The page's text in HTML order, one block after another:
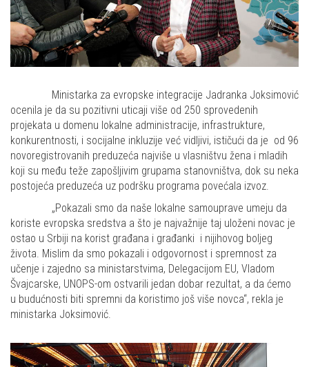
Ministarka za evropske integracije Jadranka Joksimović
ocenila je da su pozitivni uticaji više od 250 sprovedenih
projekata u domenu lokalne administracije, infrastrukture,
konkurentnosti, i socijalne inkluzije već vidljivi, ističući da je od 96
novoregistrovanih preduzeća najviše u vlasništvu žena i mladih
koji su među teže zapošljivim grupama stanovništva, dok su neka
postojeća preduzeća uz podršku programa povećala izvoz.
„Pokazali smo da naše lokalne samouprave umeju da
koriste evropska sredstva a što je najvažnije taj uloženi novac je
ostao u Srbiji na korist građana i građanki i nijihovog boljeg
života. Mislim da smo pokazali i odgovornost i spremnost za
učenje i zajedno sa ministarstvima, Delegacijom EU, Vladom
Švajcarske, UNOPS-om ostvarili jedan dobar rezultat, a da ćemo
u budućnosti biti spremni da koristimo još više novca“, rekla je
ministarka Joksimović.